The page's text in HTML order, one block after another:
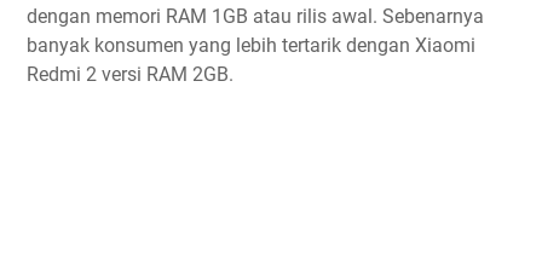
dengan memori RAM 1GB atau rilis awal. Sebenarnya
banyak konsumen yang lebih tertarik dengan Xiaomi
Redmi 2 versi RAM 2GB.